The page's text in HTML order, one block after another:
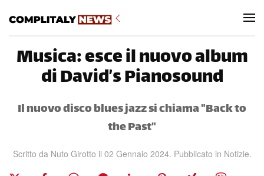
Musica: esce il nuovo album
di David’s Pianosound
Il nuovo disco blues jazz si chiama "Back to
the Past"
Scritto da Nuto Girotto il 02 Gennaio 2024. Pubblicato in Notizie.